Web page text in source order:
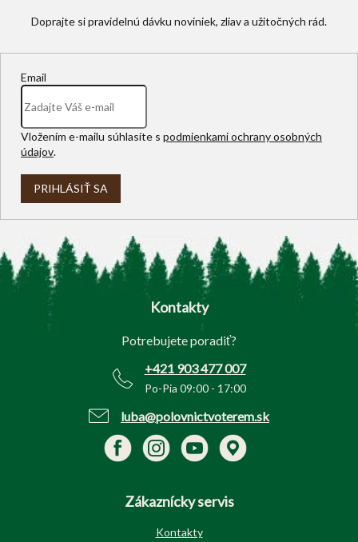
Email
Vložením e-mailu súhlasíte s podmienkami ochrany osobných
údajov.
PRIHLÁSIŤ SA
Z
Kontakty
Potrebujete poradiť?
+421 903 477 007
Po-Pia 09:00 - 17:00
luba@polovnictvoterem.sk
Zákaznícky servis
Kontakty